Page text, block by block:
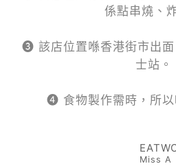
係點串燒、
❸ 該店位置喺香港街市出
士站。
❹ 食物製作需時，所以
Miss A